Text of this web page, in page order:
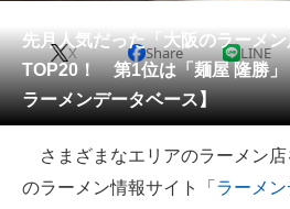
会員記事
メディア
注目記事を集めた総合ページ
ITの今と未来を見通す
先月人気だった「大阪のラーメ
TOP20！ 第1位は「麺屋 隆勝」
ラーメンデータベース】
X Share LINE
さまざまなエリアのラーメン店
のラーメン情報サイト「 ラーメ